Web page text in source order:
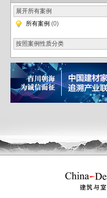
展开所有案例
所有案例 (0)
按照案例性质分类